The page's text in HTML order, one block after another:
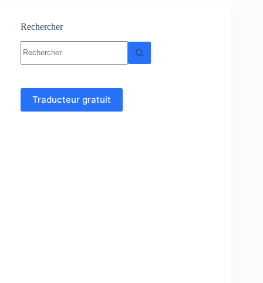
Rechercher
résultat
Traducteur gratuit